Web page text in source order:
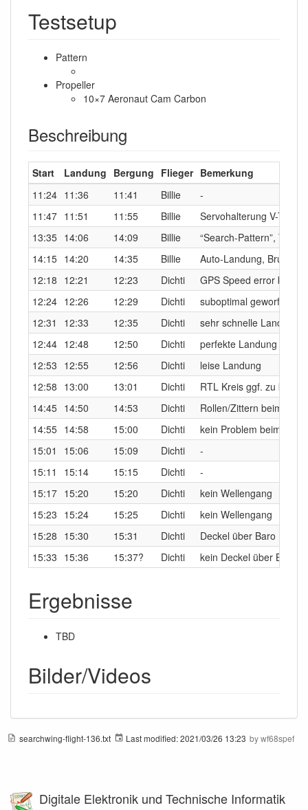
Testsetup
Pattern
Propeller
10×7 Aeronaut Cam Carbon
Beschreibung
Start Landung Bergung Flieger Bemerkung
11:24 11:36 11:41 Billie
-
11:47 11:51 11:55 Billie
Servohalterung V-Tail
13:35 14:06 14:09 Billie
“Search-Pattern”,
14:15 14:20 14:35 Billie
Auto-Landung,
12:18 12:21 12:23 Dichti
GPS Speed error beim
12:24 12:26 12:29 Dichti
suboptimal geworfen,
12:31
12:33 12:35 Dichti
sehr schnelle Landung
12:44 12:48 12:50 Dichti
perfekte Landung
12:53 12:55 12:56 Dichti
leise Landung
12:58 13:00 13:01 Dichti
RTL Kreis ggf. zu klein
14:45 14:50 14:53 Dichti
Rollen/Zittern beim
14:55 14:58 15:00 Dichti
kein Problem beim Start
15:01
15:06 15:09 Dichti
-
15:11
15:14 15:15 Dichti
-
15:17 15:20 15:20 Dichti
kein Wellengang
15:23 15:24 15:25 Dichti
kein Wellengang
15:28 15:30 15:31 Dichti
Deckel über Baro
15:33 15:36 15:37? Dichti kein Deckel über
Ergebnisse
TBD
Bilder/Videos
searchwing-flight-136.txt Last modified:2021/03/26 13:23 bywf68spef
Digitale Elektronik und Technische Informatik